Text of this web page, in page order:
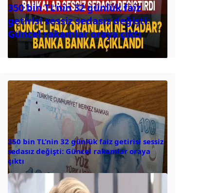
350 bin TL’nin 32 günlük faiz
getirisi sessiz sedasız değişti:
Güncel rakamlar oraya çıktı
350 bin TL’nin 32 günlük faiz getirisi sessiz
sedasız değişti: Güncel rakamlar oraya
çıktı